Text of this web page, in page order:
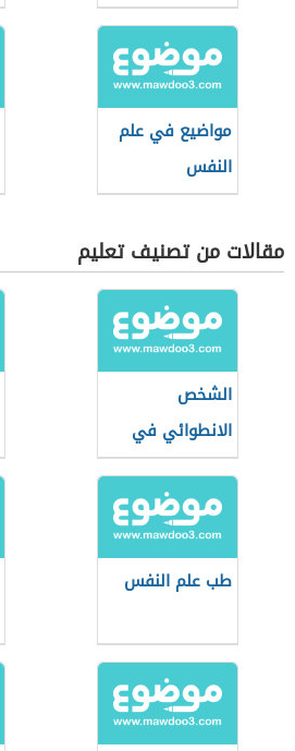
فرويد
مواضيع في علم
النفس
مقالات من تصنيف تعليم
الشخص
الانطوائي في
علم النفس
طب علم النفس